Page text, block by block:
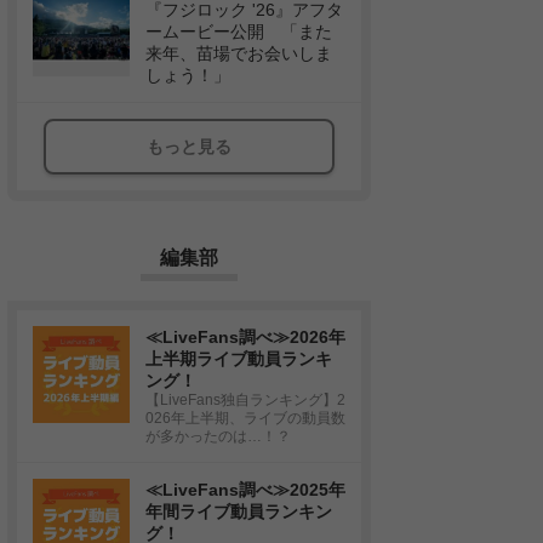
『フジロック '26』アフタ
ームービー公開 「また
来年、苗場でお会いしま
しょう！」
もっと見る
編集部
≪LiveFans調べ≫2026年
上半期ライブ動員ランキ
ング！
【LiveFans独自ランキング】2
026年上半期、ライブの動員数
が多かったのは…！？
≪LiveFans調べ≫2025年
年間ライブ動員ランキン
グ！